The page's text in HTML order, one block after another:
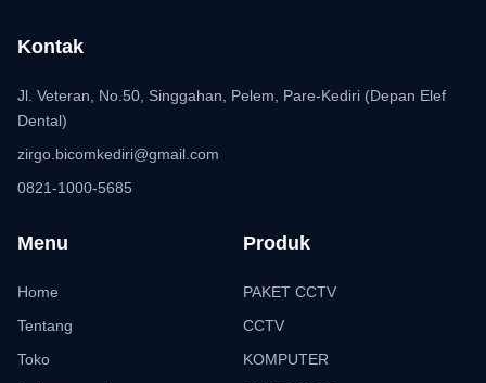
Kontak
Jl. Veteran, No.50, Singgahan, Pelem, Pare-Kediri (Depan Elef
Dental)
zirgo.bicomkediri@gmail.com
0821-1000-5685
Menu
Home
Tentang
Toko
Produk
PAKET CCTV
CCTV
KOMPUTER